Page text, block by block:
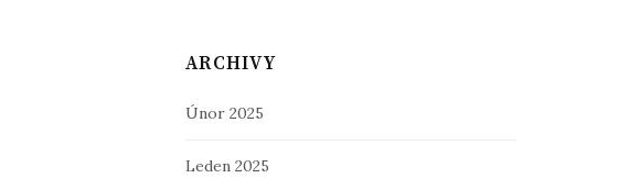
ARCHIVY
Únor 2025
Leden 2025